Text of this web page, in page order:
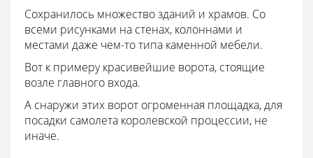
Сохранилось множество зданий и храмов. Со
всеми рисунками на стенах, колоннами и
местами даже чем-то типа каменной мебели.
Вот к примеру красивейшие ворота, стоящие
возле главного входа.
А снаружи этих ворот огроменная площадка, для
посадки самолета королевской процессии, не
иначе.